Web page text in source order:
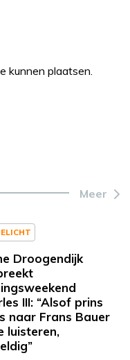
kunnen plaatsen.
Meer
Droogendijk
III: “Alsof prins
naar Frans Bauer
luisteren,